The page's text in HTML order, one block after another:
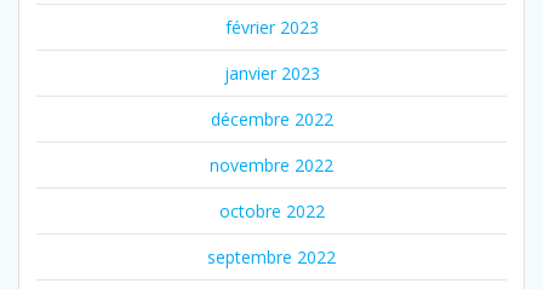
février 2023
janvier 2023
décembre 2022
novembre 2022
octobre 2022
septembre 2022